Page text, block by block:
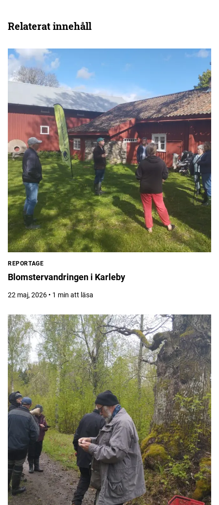
Relaterat innehåll
REPORTAGE
Blomstervandringen i Karleby
22 maj, 2026 • 1 min att läsa